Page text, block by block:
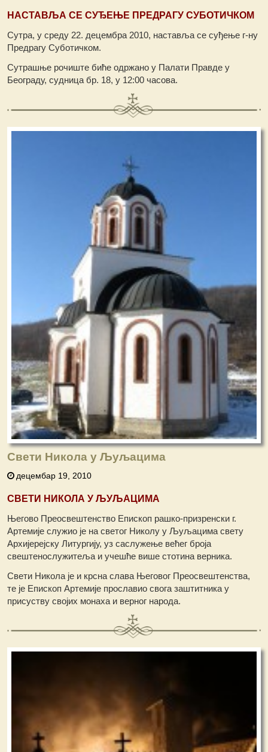
НАСТАВЉА СЕ СУЂЕЊЕ ПРЕДРАГУ СУБОТИЧКОМ
Сутра, у среду 22. децембра 2010, наставља се суђење г-ну
Предрагу Суботичком.
Сутрашње рочиште биће одржано у Палати Правде у
Београду, судница бр. 18, у 12:00 часова.
Свети Никола у Љуљацима
децембар 19, 2010
СВЕТИ НИКОЛА У ЉУЉАЦИМА
Његово Преосвештенство Епископ рашко-призренски г.
Артемије служио је на светог Николу у Љуљацима свету
Архијерејску Литургију, уз саслужење већег броја
свештенослужитеља и учешће више стотина верника.
Свети Никола је и крсна слава Његовог Преосвештенства,
те је Епископ Артемије прославио свога заштитника у
присуству својих монаха и верног народа.